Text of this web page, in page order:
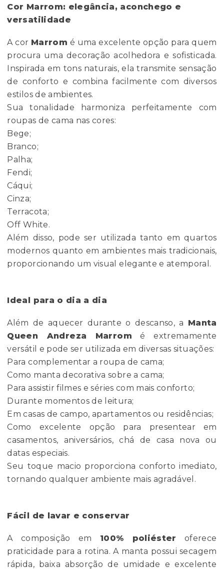
Cor Marrom: elegância, aconchego e
versatilidade
A cor Marrom é uma excelente opção para quem
procura uma decoração acolhedora e sofisticada.
Inspirada em tons naturais, ela transmite sensação
de conforto e combina facilmente com diversos
estilos de ambientes.
Sua tonalidade harmoniza perfeitamente com
roupas de cama nas cores:
Bege;
Branco;
Palha;
Fendi;
Cáqui;
Cinza;
Terracota;
Off White.
Além disso, pode ser utilizada tanto em quartos
modernos quanto em ambientes mais tradicionais,
proporcionando um visual elegante e atemporal.
Ideal para o dia a dia
Além de aquecer durante o descanso, a Manta
Queen Andreza Marrom é extremamente
versátil e pode ser utilizada em diversas situações:
Para complementar a roupa de cama;
Como manta decorativa sobre a cama;
Para assistir filmes e séries com mais conforto;
Durante momentos de leitura;
Em casas de campo, apartamentos ou residências;
Como excelente opção para presentear em
casamentos, aniversários, chá de casa nova ou
datas especiais.
Seu toque macio proporciona conforto imediato,
tornando qualquer ambiente mais agradável.
Fácil de lavar e conservar
A composição em 100% poliéster oferece
praticidade para a rotina. A manta possui secagem
rápida, baixa absorção de umidade e excelente